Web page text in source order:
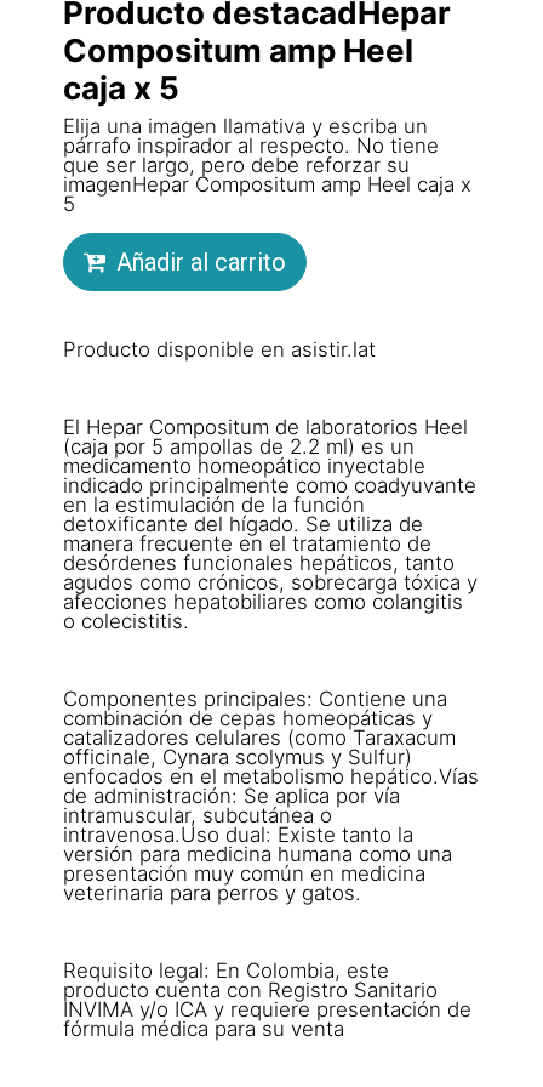
Producto destacadHepar
Compositum amp Heel
caja x 5
Elija una imagen llamativa y escriba un
párrafo inspirador al respecto. No tiene
que ser largo, pero debe reforzar su
imagenHepar Compositum amp Heel caja x
5
Añadir al carrito
Producto disponible en asistir.lat
El Hepar Compositum de laboratorios Heel
(caja por 5 ampollas de 2.2 ml) es un
medicamento homeopático inyectable
indicado principalmente como coadyuvante
en la estimulación de la función
detoxificante del hígado. Se utiliza de
manera frecuente en el tratamiento de
desórdenes funcionales hepáticos, tanto
agudos como crónicos, sobrecarga tóxica y
afecciones hepatobiliares como colangitis
o colecistitis.
Componentes principales: Contiene una
combinación de cepas homeopáticas y
catalizadores celulares (como Taraxacum
officinale, Cynara scolymus y Sulfur)
enfocados en el metabolismo hepático.Vías
de administración: Se aplica por vía
intramuscular, subcutánea o
intravenosa.Uso dual: Existe tanto la
versión para medicina humana como una
presentación muy común en medicina
veterinaria para perros y gatos.
Requisito legal: En Colombia, este
producto cuenta con Registro Sanitario
INVIMA y/o ICA y requiere presentación de
fórmula médica para su venta